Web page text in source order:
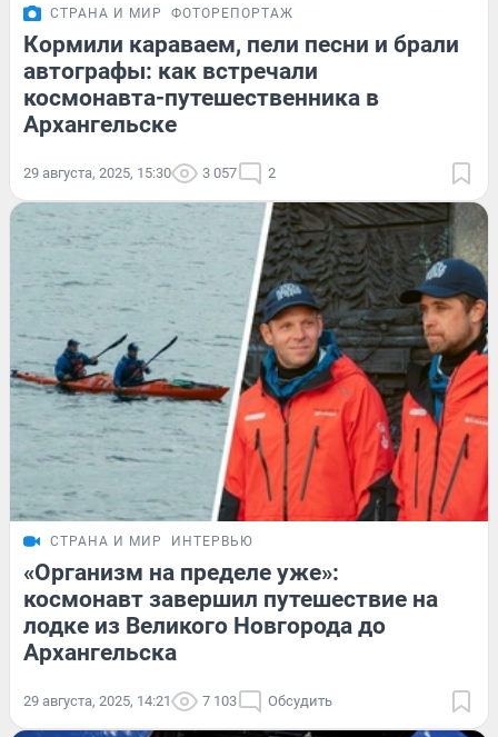
СТРАНА И МИР ФОТОРЕПОРТАЖ
Кормили караваем, пели песни и брали
автографы: как встречали
космонавта-путешественника в
Архангельске
29 августа, 2025, 15:30 3 057 2
СТРАНА И МИР ИНТЕРВЬЮ
«Организм на пределе уже»:
космонавт завершил путешествие на
лодке из Великого Новгорода до
Архангельска
29 августа, 2025, 14:21 7 103 Обсудить